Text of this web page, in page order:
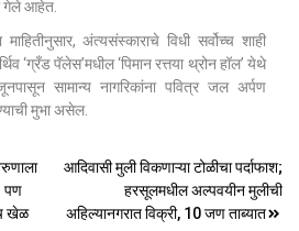
गेले आहेत.
अंत्यसंस्काराचे विधी सर्वोच्च शाही
‘ग्रँड पॅलेस’मधील ‘पिमान रत्तया थ्रोन हॉल’ येथे
सामान्य नागरिकांना पवित्र जल अर्पण
मुभा असेल.
पण
खेळ
आदिवासी मुली विकणाऱ्या टोळीचा पर्दाफाश;
हरसूलमधील अल्पवयीन मुलीची
अहिल्यानगरात विक्री, 10 जण ताब्यात